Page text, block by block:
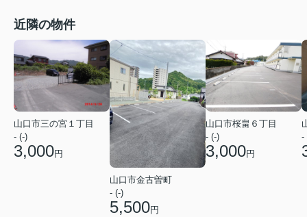
近隣の物件
山口市三の宮１丁目
- (-)
3,000円
山口市金古曽町
- (-)
5,500円
山口市桜畠６丁目
- (-)
3,000円
-